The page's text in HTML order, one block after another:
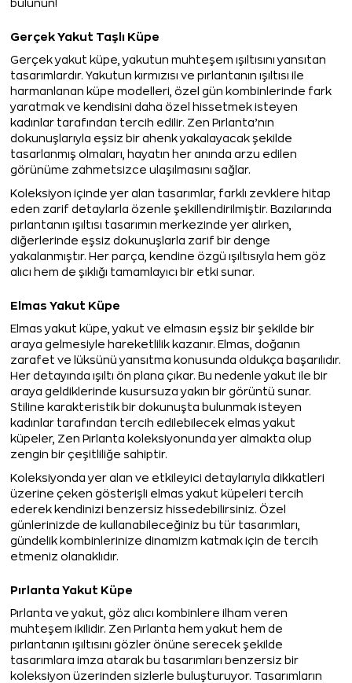
bulunun!
Gerçek Yakut Taşlı Küpe
Gerçek yakut küpe, yakutun muhteşem ışıltısını yansıtan
tasarımlardır. Yakutun kırmızısı ve pırlantanın ışıltısı ile
harmanlanan küpe modelleri, özel gün kombinlerinde fark
yaratmak ve kendisini daha özel hissetmek isteyen
kadınlar tarafından tercih edilir. Zen Pırlanta’nın
dokunuşlarıyla eşsiz bir ahenk yakalayacak şekilde
tasarlanmış olmaları, hayatın her anında arzu edilen
görünüme zahmetsizce ulaşılmasını sağlar.
Koleksiyon içinde yer alan tasarımlar, farklı zevklere hitap
eden zarif detaylarla özenle şekillendirilmiştir. Bazılarında
pırlantanın ışıltısı tasarımın merkezinde yer alırken,
diğerlerinde eşsiz dokunuşlarla zarif bir denge
yakalanmıştır. Her parça, kendine özgü ışıltısıyla hem göz
alıcı hem de şıklığı tamamlayıcı bir etki sunar.
Elmas Yakut Küpe
Elmas yakut küpe, yakut ve elmasın eşsiz bir şekilde bir
araya gelmesiyle hareketlilik kazanır. Elmas, doğanın
zarafet ve lüksünü yansıtma konusunda oldukça başarılıdır.
Her detayında ışıltı ön plana çıkar. Bu nedenle yakut ile bir
araya geldiklerinde kusursuza yakın bir görüntü sunar.
Stiline karakteristik bir dokunuşta bulunmak isteyen
kadınlar tarafından tercih edilebilecek elmas yakut
küpeler, Zen Pırlanta koleksiyonunda yer almakta olup
zengin bir çeşitliliğe sahiptir.
Koleksiyonda yer alan ve etkileyici detaylarıyla dikkatleri
üzerine çeken gösterişli elmas yakut küpeleri tercih
ederek kendinizi benzersiz hissedebilirsiniz. Özel
günlerinizde de kullanabileceğiniz bu tür tasarımları,
gündelik kombinlerinize dinamizm katmak için de tercih
etmeniz olanaklıdır.
Pırlanta Yakut Küpe
Pırlanta ve yakut, göz alıcı kombinlere ilham veren
muhteşem ikilidir. Zen Pırlanta hem yakut hem de
pırlantanın ışıltısını gözler önüne serecek şekilde
tasarımlara imza atarak bu tasarımları benzersiz bir
koleksiyon üzerinden sizlerle buluşturuyor. Tasarımların